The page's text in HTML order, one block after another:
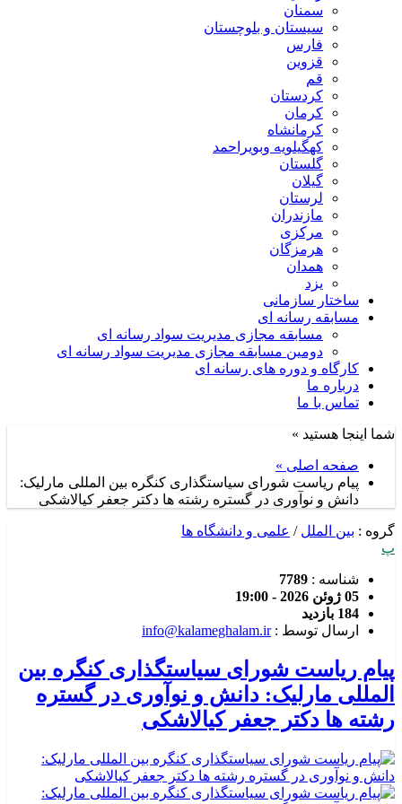
سمنان
سیستان و بلوچستان
فارس
قزوین
قم
کردستان
کرمان
کرمانشاه
کهگیلویه وبویراحمد
گلستان
گیلان
لرستان
مازندران
مرکزی
هرمزگان
همدان
یزد
ساختار سازمانی
مسابقه رسانه ای
مسابقه مجازی مدیریت سواد رسانه ای
دومین مسابقه مجازی مدیریت سواد رسانه ای
کارگاه و دوره های رسانه ای
درباره ما
تماس با ما
شما اینجا هستید »
صفحه اصلی »
پیام ریاست شورای سیاستگذاری کنگره بین المللی مارلیک:
دانش و نوآوری در گستره رشته ها دکتر جعفر کیالاشکی
گروه : بین الملل / علمی و دانشگاه ها
پ
شناسه : 7789
05 ژوئن 2026 - 19:00
184 بازدید
ارسال توسط :info@kalameghalam.ir
پیام ریاست شورای سیاستگذاری کنگره بین
المللی مارلیک: دانش و نوآوری در گستره
رشته ها دکتر جعفر کیالاشکی